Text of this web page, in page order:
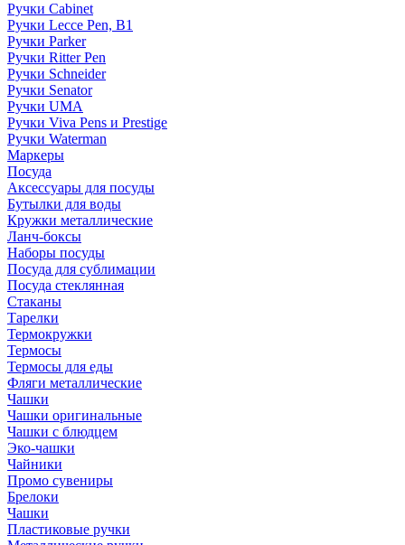
Ручки Cabinet
Ручки Lecce Pen, B1
Ручки Parker
Ручки Ritter Pen
Ручки Schneider
Ручки Senator
Ручки UMA
Ручки Viva Pens и Prestige
Ручки Waterman
Маркеры
Посуда
Аксессуары для посуды
Бутылки для воды
Кружки металлические
Ланч-боксы
Наборы посуды
Посуда для сублимации
Посуда стеклянная
Стаканы
Тарелки
Термокружки
Термосы
Термосы для еды
Фляги металлические
Чашки
Чашки оригинальные
Чашки с блюдцем
Эко-чашки
Чайники
Промо сувениры
Брелоки
Чашки
Пластиковые ручки